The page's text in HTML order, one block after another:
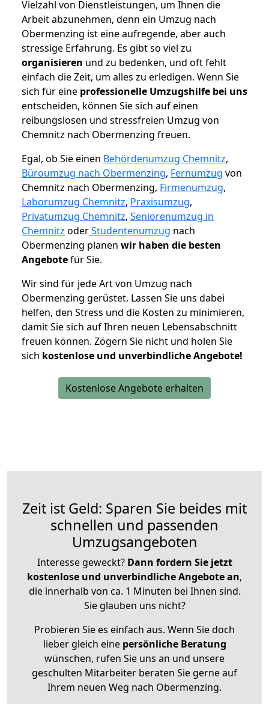
Vielzahl von Dienstleistungen, um Ihnen die
Arbeit abzunehmen, denn ein Umzug nach
Obermenzing ist eine aufregende, aber auch
stressige Erfahrung. Es gibt so viel zu
organisieren und zu bedenken, und oft fehlt
einfach die Zeit, um alles zu erledigen. Wenn Sie
sich für eine professionelle Umzugshilfe bei uns
entscheiden, können Sie sich auf einen
reibungslosen und stressfreien Umzug von
Chemnitz nach Obermenzing freuen.
Egal, ob Sie einen Behördenumzug Chemnitz,
Büroumzug nach Obermenzing, Fernumzug von
Chemnitz nach Obermenzing, Firmenumzug,
Laborumzug Chemnitz, Praxisumzug,
Privatumzug Chemnitz, Seniorenumzug in
Chemnitz oderStudentenumzug nach
Obermenzing planen wir haben die besten
Angebotefür Sie.
Wir sind für jede Art von Umzug nach
Obermenzing gerüstet. Lassen Sie uns dabei
helfen, den Stress und die Kosten zu minimieren,
damit Sie sich auf Ihren neuen Lebensabschnitt
freuen können. Zögern Sie nicht und holen Sie
sich kostenlose und unverbindliche Angebote!
Kostenlose Angebote erhalten
Zeit ist Geld: Sparen Sie beides mit
schnellen und passenden
Umzugsangeboten
Interesse geweckt? Dann fordern Sie jetzt
kostenlose und unverbindliche Angebote an,
die innerhalb von ca. 1 Minuten bei Ihnen sind.
Sie glauben uns nicht?
Probieren Sie es einfach aus. Wenn Sie doch
lieber gleich eine persönliche Beratung
wünschen, rufen Sie uns an und unsere
geschulten Mitarbeiter beraten Sie gerne auf
Ihrem neuen Weg nach Obermenzing.